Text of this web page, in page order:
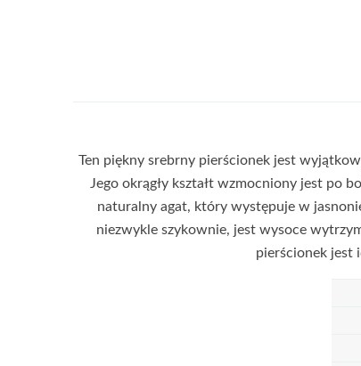
Ten piękny srebrny pierścionek jest
Jego okrągły kształt wzmocniony jest po
naturalny agat, który występuje w
niezwykle szykownie, jest wysoce
pierścionek jest